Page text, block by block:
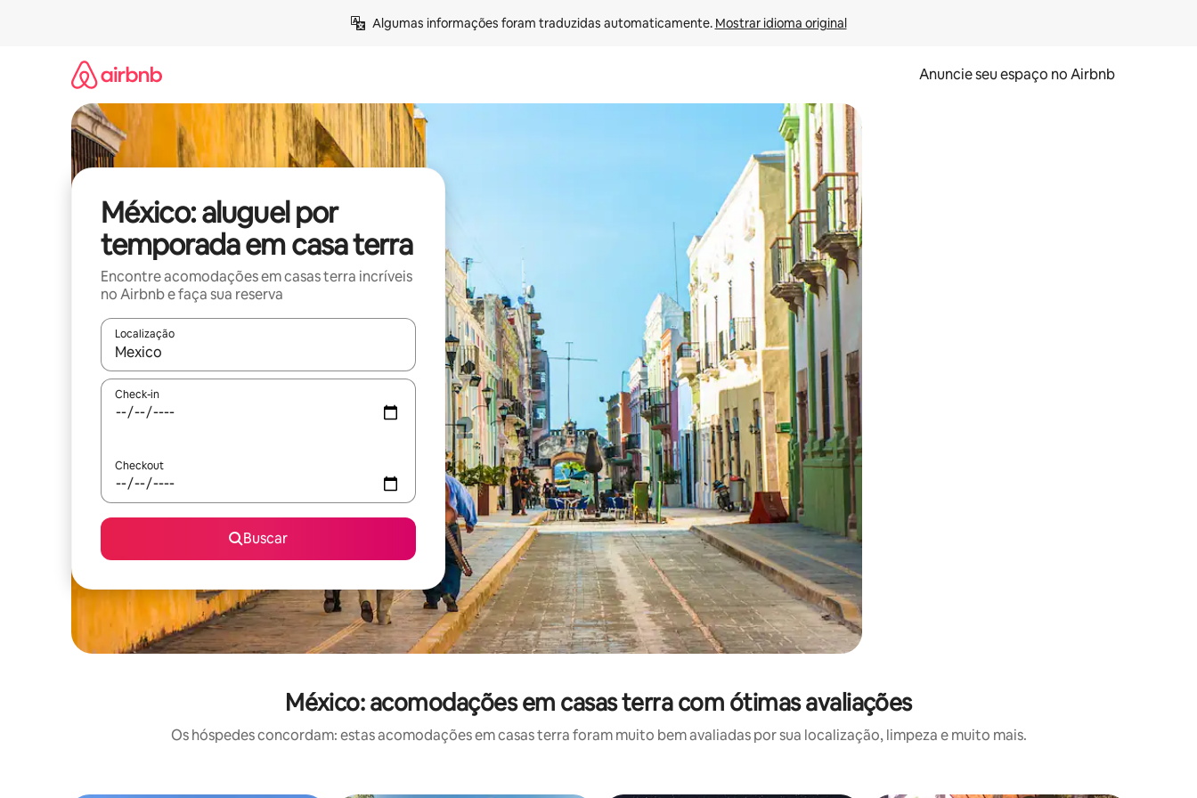
Algumas informações foram traduzidas automaticamente. Mostrar idioma original
Anuncie seu espaço no Airbnb
México: aluguel por
temporada em casa terra
Encontre acomodações em casas terra incríveis
no Airbnb e faça sua reserva
Localização
Quando os resultados estiverem disponíveis, explore-os usando as seta para cima e para baixo do teclado ou tocando e deslizando o dedo na tela.
Check-in
Checkout
Buscar
México: acomodações em casas terra com ótimas avaliações
Os hóspedes concordam: estas acomodações em casas terra foram muito bem avaliadas por sua localização, limpeza e muito mais.